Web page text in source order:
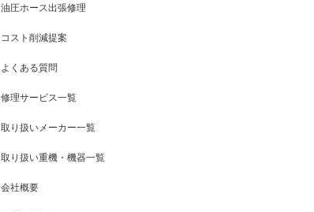
油圧ホース出張修理
コスト削減提案
よくある質問
修理サービス一覧
取り扱いメーカー一覧
取り扱い重機・機器一覧
会社概要